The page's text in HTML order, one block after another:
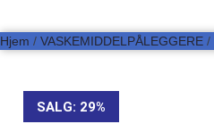
Hjem / VASKEMIDDELPÅLEGGERE /
SALG: 29%